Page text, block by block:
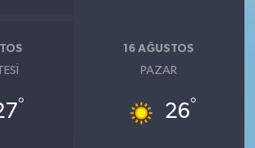
°
16 AĞUSTOS
PAZAR
26°